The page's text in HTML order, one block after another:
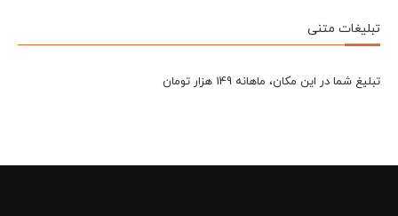
تبلیغات متنی
تبلیغ شما در این مکان، ماهانه 149 هزار تومان